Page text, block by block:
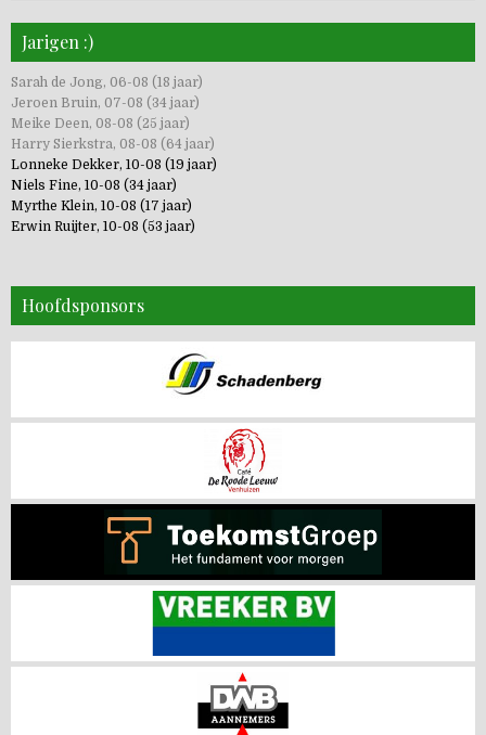
Jarigen :)
Sarah de Jong, 06-08 (18 jaar)
Jeroen Bruin, 07-08 (34 jaar)
Meike Deen, 08-08 (25 jaar)
Harry Sierkstra, 08-08 (64 jaar)
Lonneke Dekker, 10-08 (19 jaar)
Niels Fine, 10-08 (34 jaar)
Myrthe Klein, 10-08 (17 jaar)
Erwin Ruijter, 10-08 (53 jaar)
Hoofdsponsors